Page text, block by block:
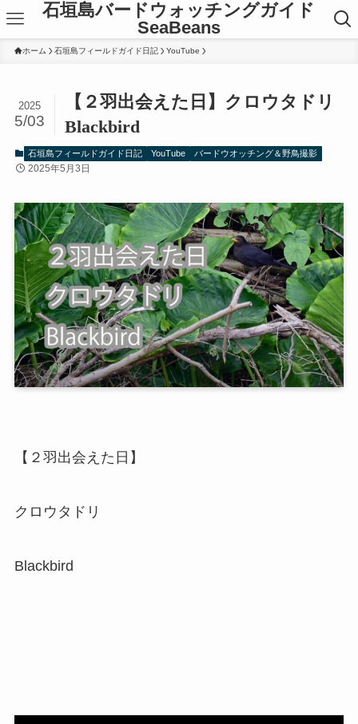
石垣島バードウォッチングガイド
SeaBeans
ホーム 石垣島フィールドガイド日記 YouTube
【２羽出会えた日】クロウタドリ
Blackbird
2025
5/03
石垣島フィールドガイド日記 YouTube バードウオッチング＆野鳥撮影
2025年5月3日
【２羽出会えた日】
クロウタドリ
Blackbird